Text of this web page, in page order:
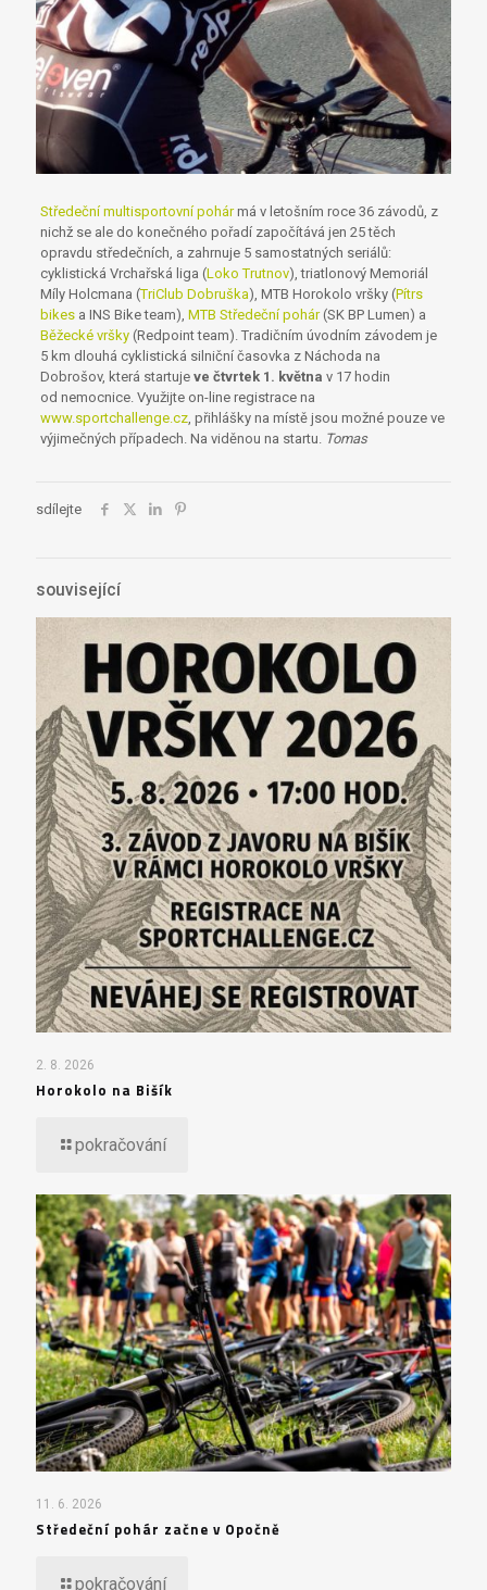
Středeční multisportovní pohármá v letošním roce 36 závodů, z
nichž se ale do konečného pořadí započítává jen 25 těch
opravdu středečních, a zahrnuje 5 samostatných seriálů:
cyklistická Vrchařská liga (Loko Trutnov), triatlonový Memoriál
Míly Holcmana (TriClub Dobruška), MTB Horokolo vršky (Pítrs
bikesa INS Bike team), MTB Středeční pohár(SK BP Lumen) a
Běžecké vršky(Redpoint team). Tradičním úvodním závodem je
5 km dlouhá cyklistická silniční časovka z Náchoda na
Dobrošov, která startuje ve čtvrtek 1. května v 17 hodin
od nemocnice. Využijte on-line registrace na
www.sportchallenge.cz, přihlášky na místě jsou možné pouze ve
výjimečných případech. Na viděnou na startu. Tomas
sdílejte
související
2. 8. 2026
Horokolo na Bišík
pokračování
11. 6. 2026
Středeční pohár začne v Opočně
pokračování